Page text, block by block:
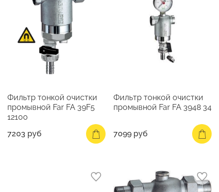
Фильтр тонкой очистки
промывной Far FA 39F5
12100
7203 руб
Фильтр тонкой очистки
промывной Far FA 3948 34
7099 руб